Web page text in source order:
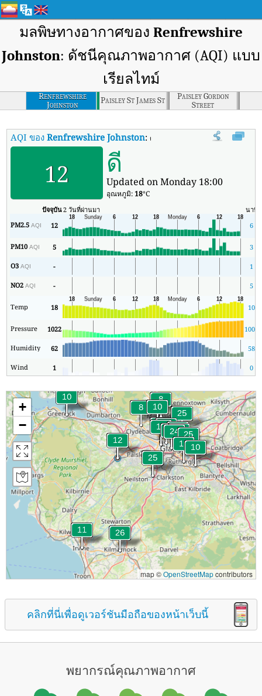
มลพิษทางอากาศของ Renfrewshire
Johnston: ดัชนีคุณภาพอากาศ (AQI) แบบ
เรียลไทม์
Renfrewshire
Johnston
Paisley St James St
Paisley Gordon
Street
AQI ของRenfrewshire Johnston:ดัชนีคุณภาพอากาศ (AQI) แบบเรียล
12 ดี
Updated on Monday 18:00
อุณหภูมิ: 18°C
ปัจจุบัน2 วันที่ผ่านมา นาที
PM2.5AQI 12 6
PM10AQI 5 3
O3AQI - 1
NO2AQI - 5
Temp 18 10
Pressure 1022 1009
Humidity 62 58
Wind 1 0
+
−
map ©OpenStreetMapcontributors
คลิกที่นี่เพื่อดูเวอร์ชันมือถือของหน้าเว็บนี้
พยากรณ์คุณภาพอากาศ